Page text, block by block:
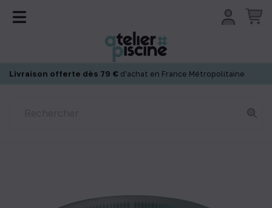
Livraison offerte dès 79 € d'achat en France Métropolitaine